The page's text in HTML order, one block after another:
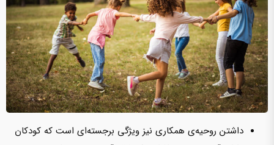
داشتن روحیه‌ی همکاری نیز ویژگی برجسته‌ای است که کودکان